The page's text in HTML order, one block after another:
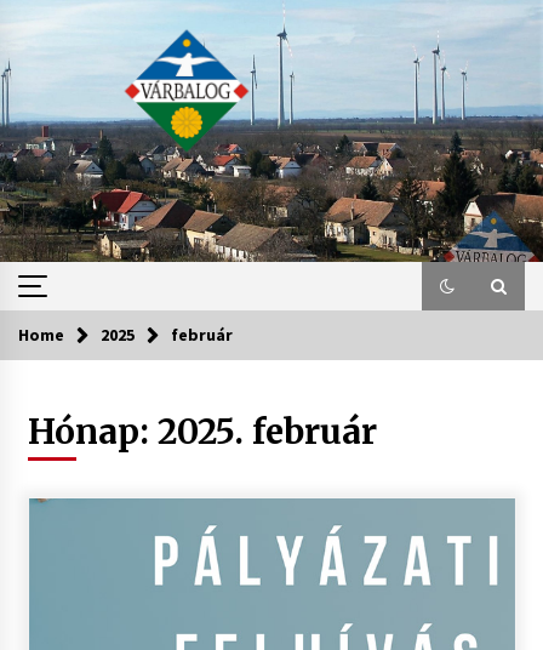
content
Home 2025 február
Hónap: 2025. február